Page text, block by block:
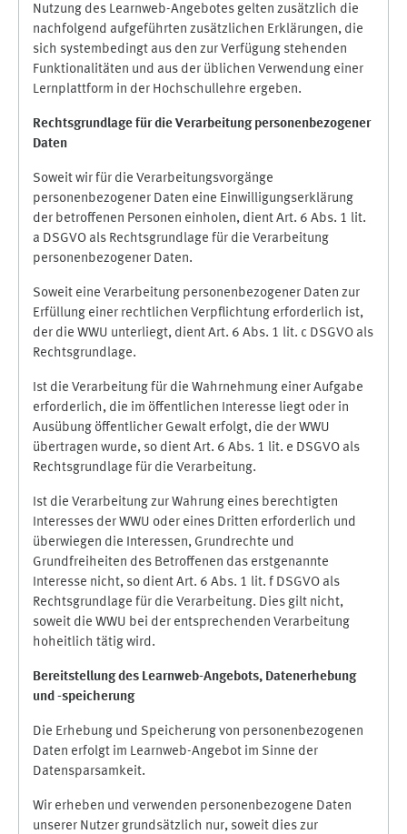
Nutzung des Learnweb-Angebotes gelten zusätzlich die
nachfolgend aufgeführten zusätzlichen Erklärungen, die
sich systembedingt aus den zur Verfügung stehenden
Funktionalitäten und aus der üblichen Verwendung einer
Lernplattform in der Hochschullehre ergeben.
Rechtsgrundlage für die Verarbeitung personenbezogener
Daten
Soweit wir für die Verarbeitungsvorgänge
personenbezogener Daten eine Einwilligungserklärung
der betroffenen Personen einholen, dient Art. 6 Abs. 1 lit.
a DSGVO als Rechtsgrundlage für die Verarbeitung
personenbezogener Daten.
Soweit eine Verarbeitung personenbezogener Daten zur
Erfüllung einer rechtlichen Verpflichtung erforderlich ist,
der die WWU unterliegt, dient Art. 6 Abs. 1 lit. c DSGVO als
Rechtsgrundlage.
Ist die Verarbeitung für die Wahrnehmung einer Aufgabe
erforderlich, die im öffentlichen Interesse liegt oder in
Ausübung öffentlicher Gewalt erfolgt, die der WWU
übertragen wurde, so dient Art. 6 Abs. 1 lit. e DSGVO als
Rechtsgrundlage für die Verarbeitung.
Ist die Verarbeitung zur Wahrung eines berechtigten
Interesses der WWU oder eines Dritten erforderlich und
überwiegen die Interessen, Grundrechte und
Grundfreiheiten des Betroffenen das erstgenannte
Interesse nicht, so dient Art. 6 Abs. 1 lit. f DSGVO als
Rechtsgrundlage für die Verarbeitung. Dies gilt nicht,
soweit die WWU bei der entsprechenden Verarbeitung
hoheitlich tätig wird.
Bereitstellung des Learnweb-Angebots, Datenerhebung
und -speicherung
Die Erhebung und Speicherung von personenbezogenen
Daten erfolgt im Learnweb-Angebot im Sinne der
Datensparsamkeit.
Wir erheben und verwenden personenbezogene Daten
unserer Nutzer grundsätzlich nur, soweit dies zur